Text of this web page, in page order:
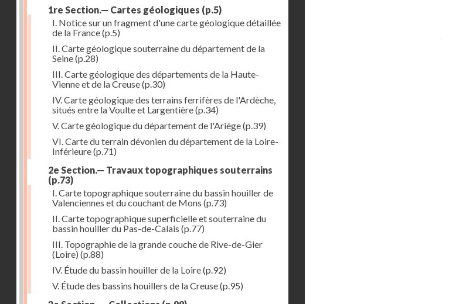
1re Section.— Cartes géologiques (p.5)
I. Notice sur un fragment d'une carte géologique détaillée
de la France(p.5)
II. Carte géologique souterraine du département de la
Seine(p.28)
III. Carte géologique des départements de la Haute-
Vienne et de la Creuse(p.30)
IV. Carte géologique des terrains ferrifères de l'Ardèche,
situés entre la Voulte et Largentière(p.34)
V. Carte géologique du département de l'Ariége(p.39)
VI. Carte du terrain dévonien du département de la Loire-
Inférieure(p.71)
2e Section.— Travaux topographiques souterrains
(p.73)
I. Carte topographique souterraine du bassin houiller de
Valenciennes et du couchant de Mons (p.73)
II. Carte topographique superficielle et souterraine du
bassin houiller du Pas-de-Calais (p.77)
III. Topographie de la grande couche de Rive-de-Gier
(Loire) (p.88)
IV. Étude du bassin houiller de la Loire(p.92)
V. Étude des bassins houillers de la Creuse(p.95)